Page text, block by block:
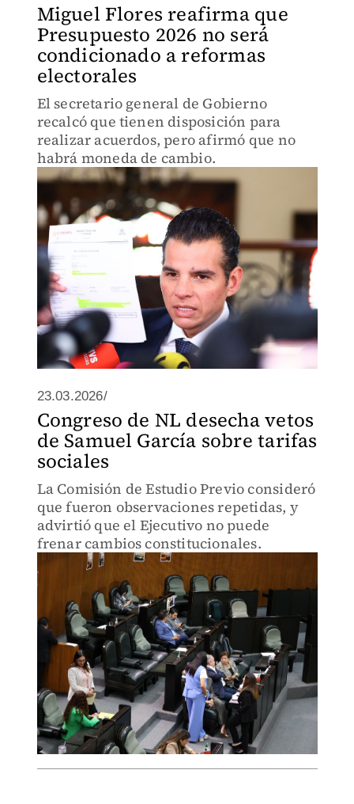
Miguel Flores reafirma que
Presupuesto 2026 no será
condicionado a reformas
electorales
El secretario general de Gobierno
recalcó que tienen disposición para
realizar acuerdos, pero afirmó que no
habrá moneda de cambio.
23.03.2026/
Congreso de NL desecha vetos
de Samuel García sobre tarifas
sociales
La Comisión de Estudio Previo consideró
que fueron observaciones repetidas, y
advirtió que el Ejecutivo no puede
frenar cambios constitucionales.